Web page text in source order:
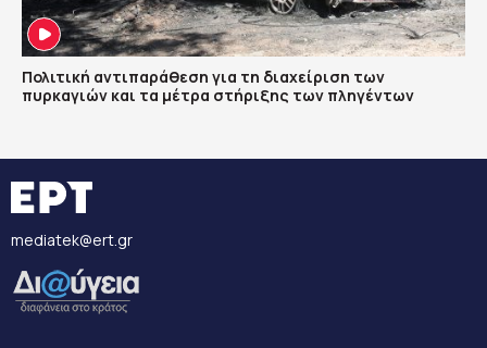
Πολιτική αντιπαράθεση για τη διαχείριση των
πυρκαγιών και τα μέτρα στήριξης των πληγέντων
mediatek@ert.gr